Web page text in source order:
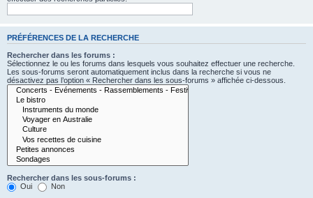
PRÉFÉRENCES DE LA RECHERCHE
Rechercher dans les forums :
Sélectionnez le ou les forums dans lesquels vous souhaitez effectuer une recherche.
Les sous-forums seront automatiquement inclus dans la recherche si vous ne
désactivez pas l’option « Rechercher dans les sous-forums » affichée ci-dessous.
Rechercher dans les sous-forums :
Oui
Non